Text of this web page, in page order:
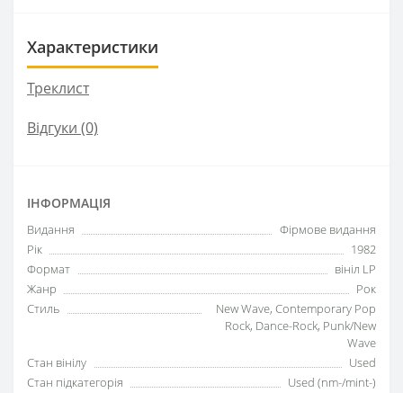
Характеристики
Треклист
Відгуки (0)
ІНФОРМАЦІЯ
Видання
Фірмове видання
Рік
1982
Формат
вініл LP
Жанр
Рок
Стиль
New Wave, Contemporary Pop
Rock, Dance-Rock, Punk/New
Wave
Стан вінілу
Used
Стан підкатегорія
Used (nm-/mint-)